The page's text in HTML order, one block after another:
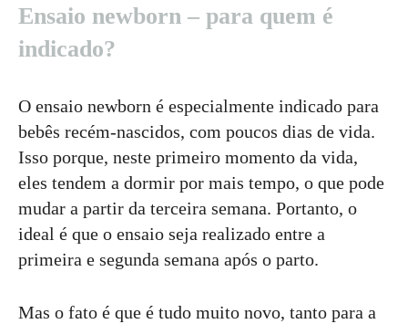
Ensaio newborn – para quem é
indicado?
O ensaio newborn é especialmente indicado para
bebês recém-nascidos, com poucos dias de vida.
Isso porque, neste primeiro momento da vida,
eles tendem a dormir por mais tempo, o que pode
mudar a partir da terceira semana. Portanto, o
ideal é que o ensaio seja realizado entre a
primeira e segunda semana após o parto.
Mas o fato é que é tudo muito novo, tanto para a